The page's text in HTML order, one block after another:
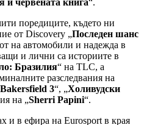
и червената книга“.
поредиците, където ни
от Discovery „Последен шанс
на автомобили и надежда в
и лични са историите в
Бразилия“ на TLC, а
разследвания на
3“, „Холивудски
на „Sherri Papini“.
и в ефира на Eurosport в края